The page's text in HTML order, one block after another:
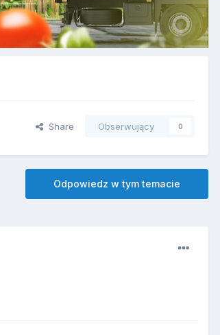
Share Obserwujący 0
Odpowiedz w tym temacie